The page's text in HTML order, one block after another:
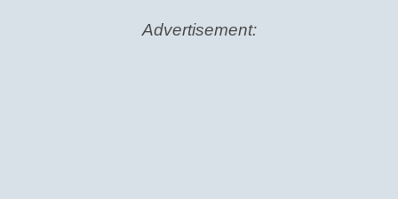
Advertisement: